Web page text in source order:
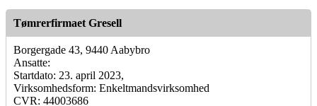
Tømrerfirmaet Gresell
Borgergade 43, 9440 Aabybro
Ansatte:
Startdato: 23. april 2023,
Virksomhedsform: Enkeltmandsvirksomhed
CVR: 44003686